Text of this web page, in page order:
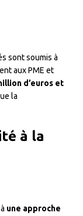
sont soumis à
aux PME et
d’euros et
la
à la
une approche